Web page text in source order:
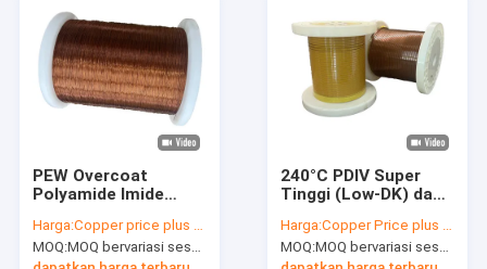
PEW Overcoat
Polyamide Imide
0.10mm - 3.20mm
Untuk Motor Umum
Harga:Copper price plus processing fee plus freight
MOQ:MOQ bervariasi sesuai dengan ukuran spesifikasi
240°C PDIV Super
Tinggi (Low-DK) dan
Tembaga Sektakuler
yang Diemulasi dan
Harga:Copper Price plus Processing Fee plus Freight
MOQ:MOQ bervariasi sesuai dengan ukuran spesifikasi